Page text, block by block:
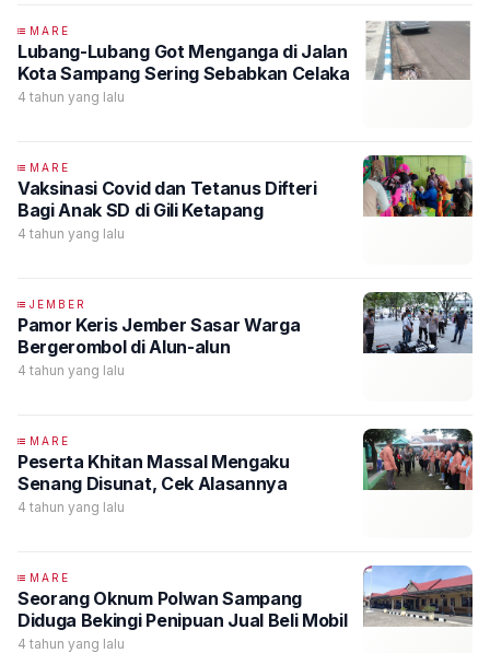
MARE
Lubang-Lubang Got Menganga di Jalan
Kota Sampang Sering Sebabkan Celaka
4 tahun yang lalu
MARE
Vaksinasi Covid dan Tetanus Difteri
Bagi Anak SD di Gili Ketapang
4 tahun yang lalu
JEMBER
Pamor Keris Jember Sasar Warga
Bergerombol di Alun-alun
4 tahun yang lalu
MARE
Peserta Khitan Massal Mengaku
Senang Disunat, Cek Alasannya
4 tahun yang lalu
MARE
Seorang Oknum Polwan Sampang
Diduga Bekingi Penipuan Jual Beli Mobil
4 tahun yang lalu